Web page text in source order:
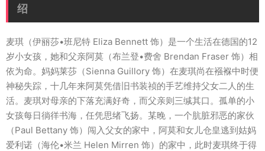
绍
麦琪（伊丽莎•班尼特 Eliza Bennett 饰）是一个生活在德国的12
岁小女孩，她和父亲阿莫（布兰登•费舍 Brendan Fraser 饰）相
依为命。妈妈莱莎（Sienna Guillory 饰）在麦琪尚在襁褓中时便
神秘失踪，十几年来阿莫凭借旧书装祯的手艺维持父女二人的生
活。麦琪对母亲的下落充满好奇，而父亲则三缄其口。孤单的小
女孩每日徜徉书海，任凭思绪飞扬。某晚，一个肮脏邪恶的家伙
（Paul Bettany 饰）闯入父女的家中，阿莫和女儿仓皇逃到姑妈
爱利诺（海伦•米兰 Helen Mirren 饰）的家中，此时麦琪终于得